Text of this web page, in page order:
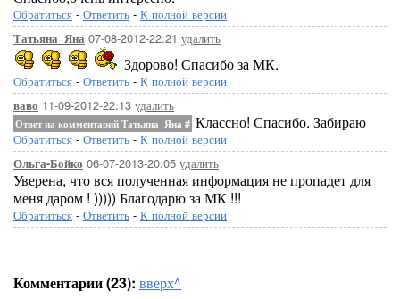
Обратиться - Ответить - К полной версии
Татьяна_Яна 07-08-2012-22:21 удалить
Здорово! Спасибо за МК.
Обратиться - Ответить - К полной версии
ваво 11-09-2012-22:13 удалить
Ответ на комментарий Татьяна_Яна # Классно! Спасибо. Забираю
Обратиться - Ответить - К полной версии
Ольга-Бойко 06-07-2013-20:05 удалить
Уверена, что вся полученная информация не пропадет для
меня даром ! ))))) Благодарю за МК !!!
Обратиться - Ответить - К полной версии
Комментарии (23): вверх^